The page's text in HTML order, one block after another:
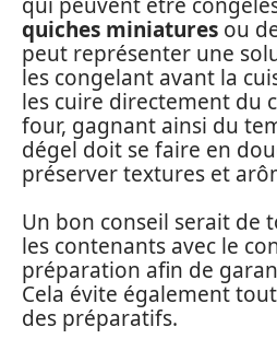
quiches miniatures ou
peut représenter une
les congelant avant la
les cuire directement du
four, gagnant ainsi du
dégel doit se faire en
préserver textures et
Un bon conseil serait de
les contenants avec le
préparation afin de
Cela évite également
des préparatifs.